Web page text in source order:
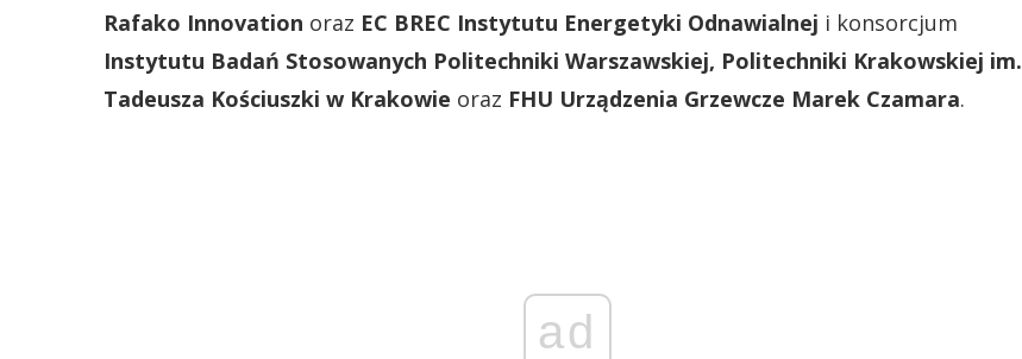
Rafako Innovation oraz EC BREC Instytutu Energetyki Odnawialnej i konsorcjum
Instytutu Badań Stosowanych Politechniki Warszawskiej, Politechniki Krakowskiej im.
Tadeusza Kościuszki w Krakowie oraz FHU Urządzenia Grzewcze Marek Czamara.
ad